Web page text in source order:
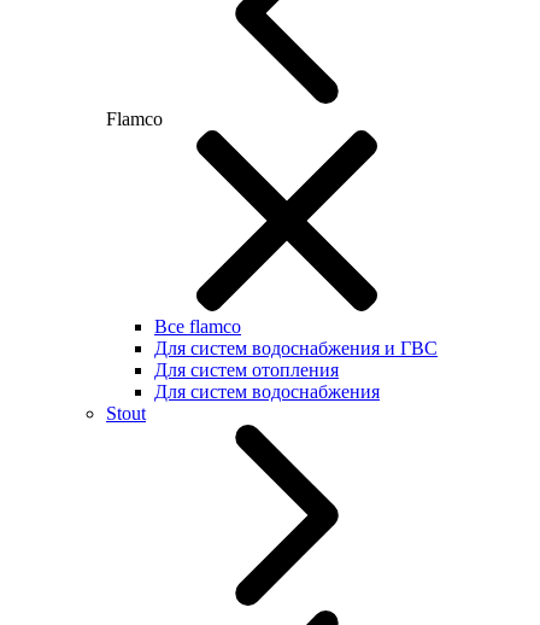
Flamco
Все flamco
Для систем водоснабжения и ГВС
Для систем отопления
Для систем водоснабжения
Stout